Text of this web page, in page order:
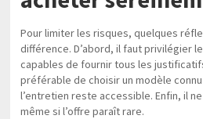
Pour limiter les risques, quelques
différence. D’abord, il faut privilégier
capables de fournir tous les
préférable de choisir un modèle
l’entretien reste accessible. Enfin, il
même si l’offre paraît rare.